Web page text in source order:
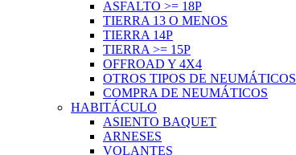
ASFALTO >= 18P
TIERRA 13 O MENOS
TIERRA 14P
TIERRA >= 15P
OFFROAD Y 4X4
OTROS TIPOS DE NEUMÁTICOS
COMPRA DE NEUMÁTICOS
HABITÁCULO
ASIENTO BAQUET
ARNESES
VOLANTES